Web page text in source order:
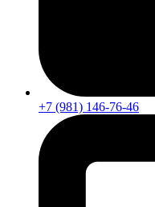
+7 (981) 146-76-46